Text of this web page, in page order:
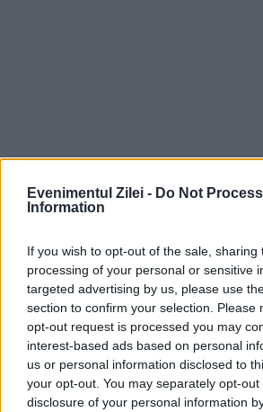
Evenimentul Zilei - Do Not
Information
If you wish to opt-out of the sale, sharing
processing of your personal or sensitive
targeted advertising by us, please use
section to confirm your selection. Please
opt-out request is processed you may
interest-based ads based on personal
us or personal information disclosed to
your opt-out. You may separately opt-
disclosure of your personal information
Recomandările